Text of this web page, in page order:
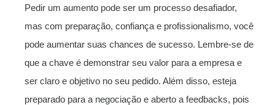
Pedir um aumento pode ser um processo desafiador,
mas com preparação, confiança e profissionalismo, você
pode aumentar suas chances de sucesso. Lembre-se de
que a chave é demonstrar seu valor para a empresa e
ser claro e objetivo no seu pedido. Além disso, esteja
preparado para a negociação e aberto a feedbacks, pois